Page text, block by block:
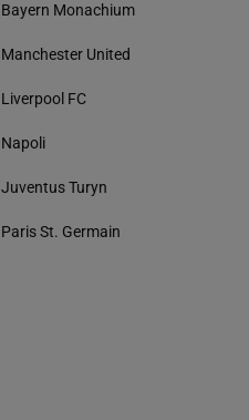
Bayern Monachium
Manchester United
Liverpool FC
Napoli
Juventus Turyn
Paris St. Germain